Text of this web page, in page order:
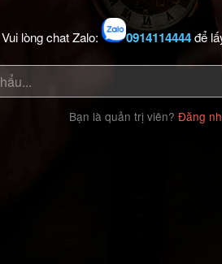
Vui lòng chat Zalo: 0914114444để
Bạn là quản trị viên? Đăng